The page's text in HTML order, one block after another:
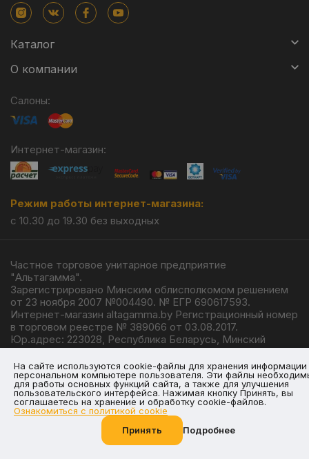
Каталог
О компании
Салоны:
Интернет-магазин:
Режим работы интернет-магазина:
с 10.30 до 19.30 без выходных
Частное торговое унитарное предприятие
"Альтагамма".
Зарегистрировано Минским облисполкомом решением
от 23 ноября 2007 №004490. № ЕГР 690617593.
Интернет-магазин altagamma.by Регистрационный номер
в торговом реестре № 389066 от 03.08.2017.
Юр.адрес: 223028, Республика Беларусь, Минский
район, г.п. Ждановичи, ул. Линейная, 4/1.
© 2026
Разработка — Giperlink.by
Позвоните нам
На сайте используются cookie-файлы для хранения информации
персональном компьютере пользователя. Эти файлы
для работы основных функций сайта, а также для улучшения
пользовательского интерфейса. Нажимая кнопку Принять, вы
соглашаетесь на хранение и обработку cookie-файлов.
Ознакомиться с политикой cookie
Принять
Подробнее